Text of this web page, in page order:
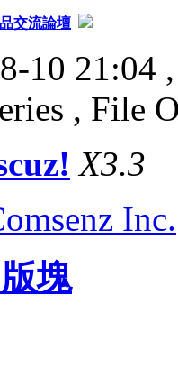
交流論壇
10 21:04
, File
X3.3
Inc.
塊